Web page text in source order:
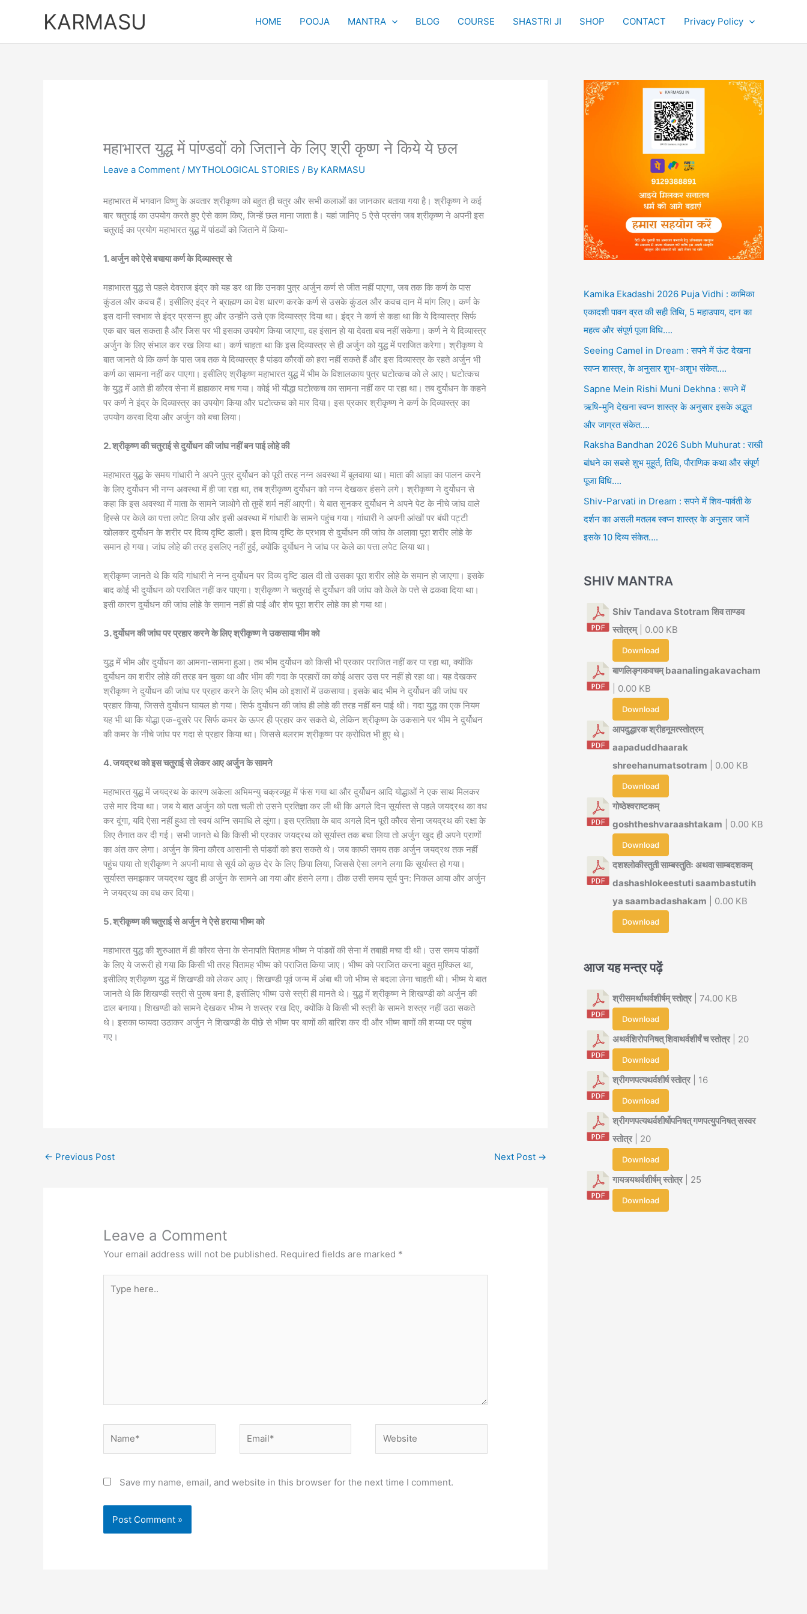
KARMASU HOME POOJA MANTRA BLOG COURSE SHASTRI JI SHOP CONTACT Privacy Policy
महाभारत युद्ध में पांण्डवों को जिताने के लिए श्री कृष्ण ने किये ये छल
Leave a Comment / MYTHOLOGICAL STORIES / By KARMASU
महाभारत में भगवान विष्णु के अवतार श्रीकृष्ण को बहुत ही चतुर और सभी कलाओं का जानकार बताया गया है। श्रीकृष्ण ने कई
बार चतुराई का उपयोग करते हुए ऐसे काम किए, जिन्हें छल माना जाता है। यहां जानिए 5 ऐसे प्रसंग जब श्रीकृष्ण ने अपनी इस
चतुराई का प्रयोग महाभारत युद्ध में पांडवों को जिताने में किया-
1. अर्जुन को ऐसे बचाया कर्ण के दिव्यास्त्र से
महाभारत युद्ध से पहले देवराज इंद्र को यह डर था कि उनका पुत्र अर्जुन कर्ण से जीत नहीं पाएगा, जब तक कि कर्ण के पास
कुंडल और कवच हैं। इसीलिए इंद्र ने ब्राह्मण का वेश धारण करके कर्ण से उसके कुंडल और कवच दान में मांग लिए। कर्ण के
इस दानी स्वभाव से इंद्र प्रसन्न हुए और उन्होंने उसे एक दिव्यास्त्र दिया था। इंद्र ने कर्ण से कहा था कि ये दिव्यास्त्र सिर्फ
एक बार चल सकता है और जिस पर भी इसका उपयोग किया जाएगा, वह इंसान हो या देवता बच नहीं सकेगा। कर्ण ने ये दिव्यास्त्र
अर्जुन के लिए संभाल कर रख लिया था। कर्ण चाहता था कि इस दिव्यास्त्र से ही अर्जुन को युद्ध में पराजित करेगा। श्रीकृष्ण ये
बात जानते थे कि कर्ण के पास जब तक ये दिव्यास्त्र है पांडव कौरवों को हरा नहीं सकते हैं और इस दिव्यास्त्र के रहते अर्जुन भी
कर्ण का सामना नहीं कर पाएगा। इसीलिए श्रीकृष्ण महाभारत युद्ध में भीम के विशालकाय पुत्र घटोत्कच को ले आए। घटोत्कच
के युद्ध में आते ही कौरव सेना में हाहाकार मच गया। कोई भी यौद्धा घटोत्कच का सामना नहीं कर पा रहा था। तब दुर्योधन के कहने
पर कर्ण ने इंद्र के दिव्यास्त्र का उपयोग किया और घटोत्कच को मार दिया। इस प्रकार श्रीकृष्ण ने कर्ण के दिव्यास्त्र का
उपयोग करवा दिया और अर्जुन को बचा लिया।
2. श्रीकृष्ण की चतुराई से दुर्योधन की जांघ नहीं बन पाई लोहे की
महाभारत युद्ध के समय गांधारी ने अपने पुत्र दुर्योधन को पूरी तरह नग्न अवस्था में बुलवाया था। माता की आज्ञा का पालन करने
के लिए दुर्योधन भी नग्न अवस्था में ही जा रहा था, तब श्रीकृष्ण दुर्योधन को नग्न देखकर हंसने लगे। श्रीकृष्ण ने दुर्योधन से
कहा कि इस अवस्था में माता के सामने जाओगे तो तुम्हें शर्म नहीं आएगी। ये बात सुनकर दुर्योधन ने अपने पेट के नीचे जांघ वाले
हिस्से पर केले का पत्ता लपेट लिया और इसी अवस्था में गांधारी के सामने पहुंच गया। गांधारी ने अपनी आंखों पर बंधी पट्टी
खोलकर दुर्योधन के शरीर पर दिव्य दृष्टि डाली। इस दिव्य दृष्टि के प्रभाव से दुर्योधन की जांघ के अलावा पूरा शरीर लोहे के
समान हो गया। जांघ लोहे की तरह इसलिए नहीं हुई, क्योंकि दुर्योधन ने जांघ पर केले का पत्ता लपेट लिया था।
श्रीकृष्ण जानते थे कि यदि गांधारी ने नग्न दुर्योधन पर दिव्य दृष्टि डाल दी तो उसका पूरा शरीर लोहे के समान हो जाएगा। इसके
बाद कोई भी दुर्योधन को पराजित नहीं कर पाएगा। श्रीकृष्ण ने चतुराई से दुर्योधन की जांघ को केले के पत्ते से ढकवा दिया था।
इसी कारण दुर्योधन की जांघ लोहे के समान नहीं हो पाई और शेष पूरा शरीर लोहे का हो गया था।
3. दुर्योधन की जांघ पर प्रहार करने के लिए श्रीकृष्ण ने उकसाया भीम को
युद्ध में भीम और दुर्योधन का आमना-सामना हुआ। तब भीम दुर्योधन को किसी भी प्रकार पराजित नहीं कर पा रहा था, क्योंकि
दुर्योधन का शरीर लोहे की तरह बन चुका था और भीम की गदा के प्रहारों का कोई असर उस पर नहीं हो रहा था। यह देखकर
श्रीकृष्ण ने दुर्योधन की जांघ पर प्रहार करने के लिए भीम को इशारों में उकसाया। इसके बाद भीम ने दुर्योधन की जांघ पर
प्रहार किया, जिससे दुर्योधन घायल हो गया। सिर्फ दुर्योधन की जांघ ही लोहे की तरह नहीं बन पाई थी। गदा युद्ध का एक नियम
यह भी था कि योद्धा एक-दूसरे पर सिर्फ कमर के ऊपर ही प्रहार कर सकते थे, लेकिन श्रीकृष्ण के उकसाने पर भीम ने दुर्योधन
की कमर के नीचे जांघ पर गदा से प्रहार किया था। जिससे बलराम श्रीकृष्ण पर क्रोधित भी हुए थे।
4. जयद्रथ को इस चतुराई से लेकर आए अर्जुन के सामने
महाभारत युद्ध में जयद्रथ के कारण अकेला अभिमन्यु चक्रव्यूह में फंस गया था और दुर्योधन आदि योद्धाओं ने एक साथ मिलकर
उसे मार दिया था। जब ये बात अर्जुन को पता चली तो उसने प्रतिज्ञा कर ली थी कि अगले दिन सूर्यास्त से पहले जयद्रथ का वध
कर दूंगा, यदि ऐसा नहीं हुआ तो स्वयं अग्नि समाधि ले लूंगा। इस प्रतिज्ञा के बाद अगले दिन पूरी कौरव सेना जयद्रथ की रक्षा के
लिए तैनात कर दी गई। सभी जानते थे कि किसी भी प्रकार जयद्रथ को सूर्यास्त तक बचा लिया तो अर्जुन खुद ही अपने प्राणों
का अंत कर लेगा। अर्जुन के बिना कौरव आसानी से पांडवों को हरा सकते थे। जब काफी समय तक अर्जुन जयद्रथ तक नहीं
पहुंच पाया तो श्रीकृष्ण ने अपनी माया से सूर्य को कुछ देर के लिए छिपा लिया, जिससे ऐसा लगने लगा कि सूर्यास्त हो गया।
सूर्यास्त समझकर जयद्रथ खुद ही अर्जुन के सामने आ गया और हंसने लगा। ठीक उसी समय सूर्य पुन: निकल आया और अर्जुन
ने जयद्रथ का वध कर दिया।
5. श्रीकृष्ण की चतुराई से अर्जुन ने ऐसे हराया भीष्म को
महाभारत युद्ध की शुरुआत में ही कौरव सेना के सेनापति पितामह भीष्म ने पांडवों की सेना में तबाही मचा दी थी। उस समय पांडवों
के लिए ये जरूरी हो गया कि किसी भी तरह पितामह भीष्म को पराजित किया जाए। भीष्म को पराजित करना बहुत मुश्किल था,
इसीलिए श्रीकृष्ण युद्ध में शिखण्डी को लेकर आए। शिखण्डी पूर्व जन्म में अंबा थी जो भीष्म से बदला लेना चाहती थी। भीष्म ये बात
जानते थे कि शिखण्डी स्त्री से पुरुष बना है, इसीलिए भीष्म उसे स्त्री ही मानते थे। युद्ध में श्रीकृष्ण ने शिखण्डी को अर्जुन की
ढाल बनाया। शिखण्डी को सामने देखकर भीष्म ने शस्त्र रख दिए, क्योंकि वे किसी भी स्त्री के सामने शस्त्र नहीं उठा सकते
थे। इसका फायदा उठाकर अर्जुन ने शिखण्डी के पीछे से भीष्म पर बाणों की बारिश कर दी और भीष्म बाणों की शय्या पर पहुंच
गए।
← Previous Post Next Post →
Leave a Comment
Your email address will not be published. Required fields are marked *
here..
Save my name, email, and website in this browser for the next time I comment.
Kamika Ekadashi 2026 Puja Vidhi : कामिका
एकादशी पावन व्रत की सही तिथि, 5 महाउपाय, दान का
महत्व और संपूर्ण पूजा विधि….
Seeing Camel in Dream : सपने में ऊंट देखना
स्वप्न शास्त्र, के अनुसार शुभ-अशुभ संकेत….
Sapne Mein Rishi Muni Dekhna : सपने में
ऋषि-मुनि देखना स्वप्न शास्त्र के अनुसार इसके अद्भुत
और जाग्रत संकेत….
Raksha Bandhan 2026 Subh Muhurat : राखी
बांधने का सबसे शुभ मुहूर्त, तिथि, पौराणिक कथा और संपूर्ण
पूजा विधि….
Shiv-Parvati in Dream : सपने में शिव-पार्वती के
दर्शन का असली मतलब स्वप्न शास्त्र के अनुसार जानें
इसके 10 दिव्य संकेत….
SHIV MANTRA
Shiv Tandava Stotram शिव ताण्डव
स्तोत्रम्| 0.00 KB
Download
बाणलिङ्गकवचम् baanalingakavacham
| 0.00 KB
Download
आपदुद्धारक श्रीहनूमत्स्तोत्रम्
aapaduddhaarak
shreehanumatsotram | 0.00 KB
Download
गोष्ठेश्वराष्टकम्
goshtheshvaraashtakam | 0.00 KB
Download
दशश्लोकीस्तुती साम्बस्तुतिः अथवा साम्बदशकम्
dashashlokeestuti saambastutih
ya saambadashakam | 0.00 KB
Download
आज यह मन्त्र पढ़ें
श्रीसमर्थाथर्वशीर्षम् स्तोत्र| 74.00 KB
Download
अथर्वशिरोपनिषत् शिवाथर्वशीर्षं च स्तोत्र| 20
Download
श्रीगणपत्यथर्वशीर्ष स्तोत्र| 16
Download
श्रीगणपत्यथर्वशीर्षोपनिषत् गणपत्युपनिषत् सस्वर
स्तोत्र| 20
Download
गायत्र्यथर्वशीर्षम् स्तोत्र| 25
Download